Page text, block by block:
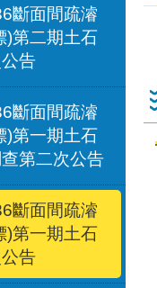
斷面間疏濬
)第二期土石
告
斷面間疏濬
)第一期土石
第二次公告
斷面間疏濬
)第一期土石
告